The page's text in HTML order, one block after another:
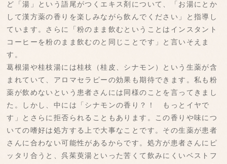
ど「湯」という語尾がつくエキス剤について、「お湯にとか
して漢方薬の香りを楽しみながら飲んでください」と指導し
ています。さらに「粉のまま飲むということはインスタント
コーヒーを粉のまま飲むのと同じことです」と言いそえま
す。
葛根湯や桂枝湯には桂枝（桂皮、シナモン）という生薬が含
まれていて、アロマセラピーの効果も期待できます。私も粉
薬が飲めないという患者さんには同様のことを言ってきまし
た。しかし、中には「シナモンの香り？！ もっとイヤで
す」とさらに拒否られることもあります。この香りや味につ
いての嗜好は処方する上で大事なことです。その生薬が患者
さんに合わない可能性があるからです。処方が患者さんにピ
ッタリ合うと、呉茱萸湯といった苦くて飲みにくいベストフ